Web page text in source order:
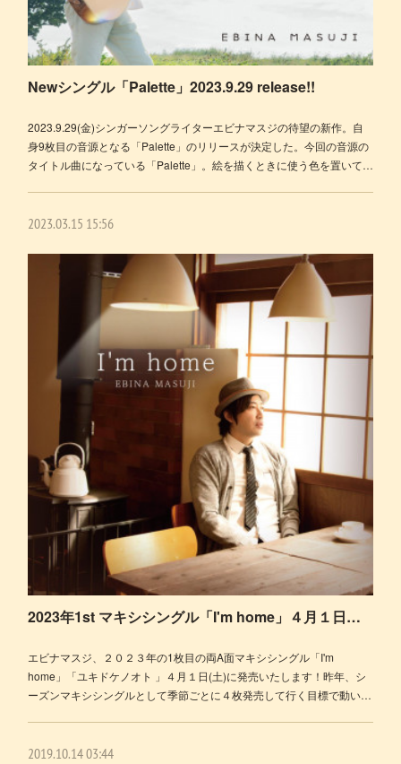
Newシングル「Palette」2023.9.29 release!!
2023.9.29(金)シンガーソングライターエビナマスジの待望の新作。自
身9枚目の音源となる「Palette」のリリースが決定した。今回の音源の
タイトル曲になっている「Palette」。絵を描くときに使う色を置いて…
2023.03.15 15:56
2023年1st マキシシングル「I'm home」４月１日発売！
エビナマスジ、２０２３年の1枚目の両A面マキシシングル「I'm
home」「ユキドケノオト 」４月１日(土)に発売いたします！昨年、シ
ーズンマキシシングルとして季節ごとに４枚発売して行く目標で動い…
2019.10.14 03:44